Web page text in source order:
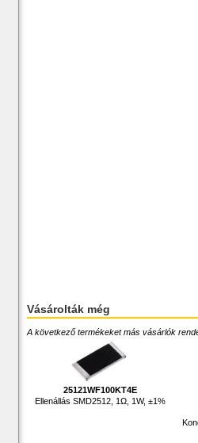
Vásárolták még
A következő termékeket más vásárlók
25121WF100KT4E
Ellenállás SMD2512, 1Ω, 1W, ±1%